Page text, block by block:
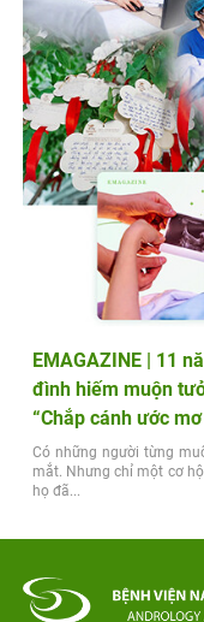
EMAGAZINE | 11
đình hiếm muộn
“Chắp cánh ước
Có những người từng
mắt. Nhưng chỉ một cơ
họ đã...